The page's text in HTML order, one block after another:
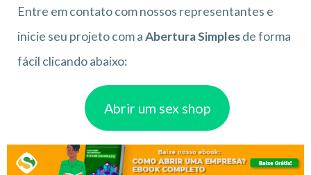
Entre em contato com nossos representantes e
inicie seu projeto com aAbertura Simplesde forma
fácil clicando abaixo:
Abrir um sex shop